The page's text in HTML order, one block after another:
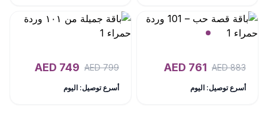
883
AED
761
أسرع توصيل: اليوم
799
AED
749
أسرع توصيل: اليوم